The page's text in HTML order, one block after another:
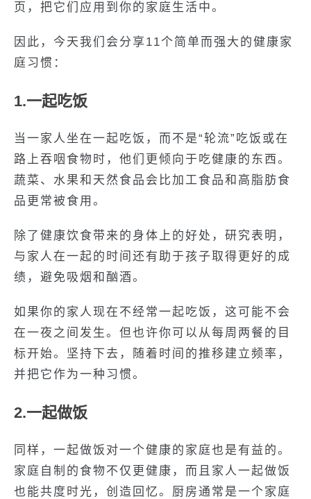
页，把它们应用到你的家庭生活中。
因此，今天我们会分享11个简单而强大的健康家
庭习惯：
1.一起吃饭
当一家人坐在一起吃饭，而不是“轮流”吃饭或在
路上吞咽食物时，他们更倾向于吃健康的东西。
蔬菜、水果和天然食品会比加工食品和高脂肪食
品更常被食用。
除了健康饮食带来的身体上的好处，研究表明，
与家人在一起的时间还有助于孩子取得更好的成
绩，避免吸烟和酗酒。
如果你的家人现在不经常一起吃饭，这可能不会
在一夜之间发生。但也许你可以从每周两餐的目
标开始。坚持下去，随着时间的推移建立频率，
并把它作为一种习惯。
2.一起做饭
同样，一起做饭对一个健康的家庭也是有益的。
家庭自制的食物不仅更健康，而且家人一起做饭
也能共度时光，创造回忆。厨房通常是一个家庭